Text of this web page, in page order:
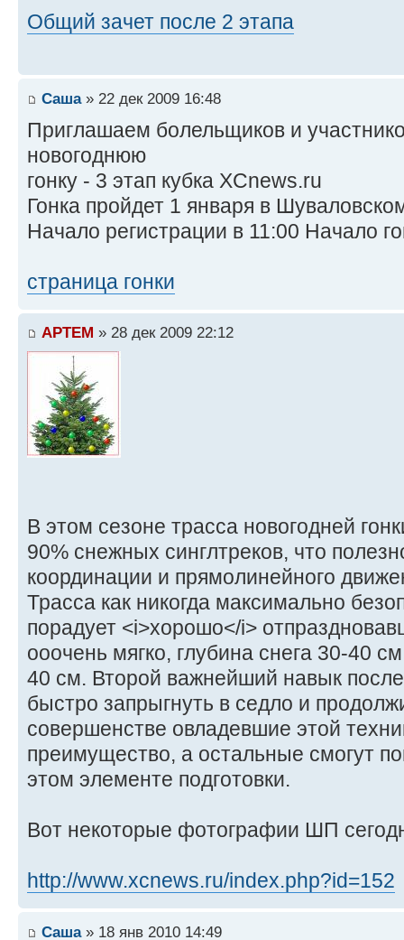
Общий зачет после 2 этапа
Саша» 22 дек 2009 16:48
Приглашаем болельщиков и
новогоднюю
гонку - 3 этап кубка XCnews.ru
Гонка пройдет 1 января в
Начало регистрации в 11:00 Начало
страница гонки
APTEM » 28 дек 2009 22:12
В этом сезоне трасса новогодней
90% снежных синглтреков, что
координации и прямолинейного
Трасса как никогда максимально
порадует <i>хорошо</i>
ооочень мягко, глубина снега 30-40
40 см. Второй важнейший навык
быстро запрыгнуть в седло и
совершенстве овладевшие этой
преимущество, а остальные смогут
этом элементе подготовки.
Вот некоторые фотографии ШП
http://www.xcnews.ru/index.php?id=152
Саша» 18 янв 2010 14:49